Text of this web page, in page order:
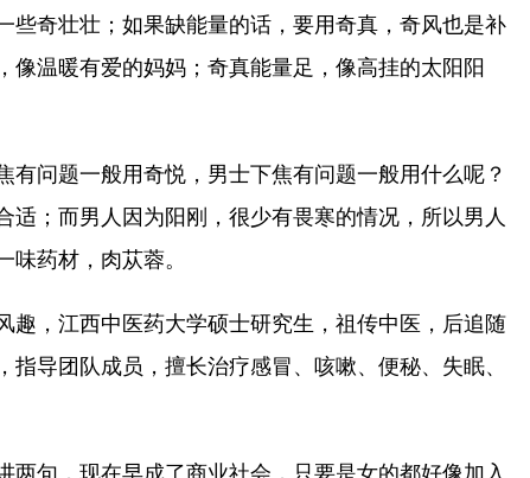
奇壮壮；如果缺能量的话，要用奇真，奇风也是补
温暖有爱的妈妈；奇真能量足，像高挂的太阳阳
问题一般用奇悦，男士下焦有问题一般用什么呢？
；而男人因为阳刚，很少有畏寒的情况，所以男人
药材，肉苁蓉。
，江西中医药大学硕士研究生，祖传中医，后追随
导团队成员，擅长治疗感冒、咳嗽、便秘、失眠、
句，现在早成了商业社会，只要是女的都好像加入